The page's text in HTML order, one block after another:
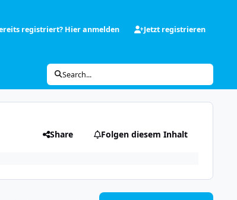
registriert? Hier anmelden Jetzt registrieren
Search...
Share Folgen diesem Inhalt